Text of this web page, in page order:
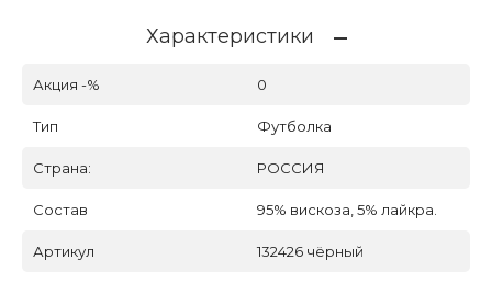
Характеристики
Акция -% 0
Тип Футболка
Страна: РОССИЯ
Состав 95% вискоза, 5% лайкра.
Артикул 132426 чёрный